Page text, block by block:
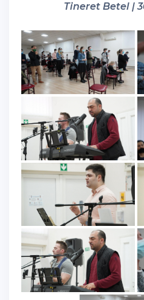
Tineret Betel |